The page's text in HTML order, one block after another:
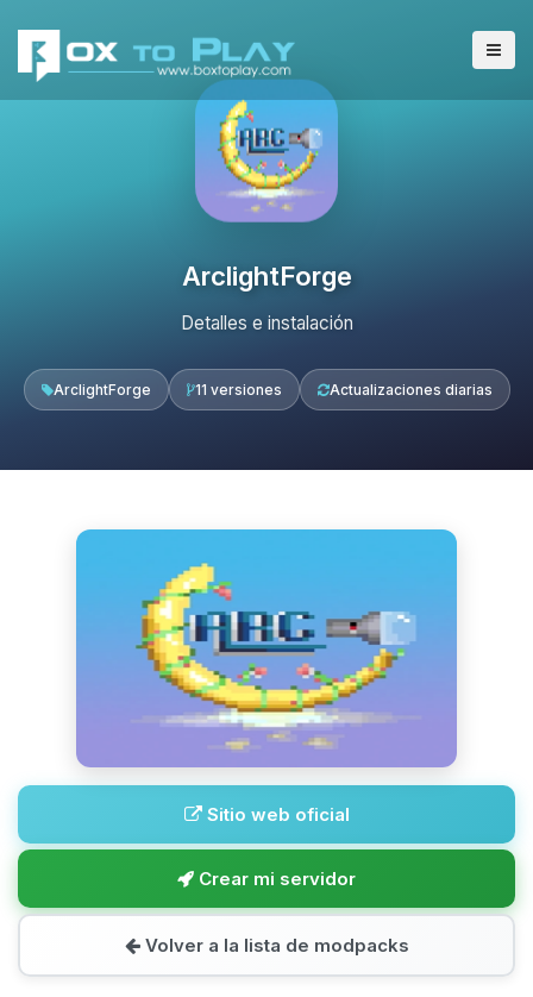
ArclightForge
Detalles e instalación
ArclightForge 11 versiones Actualizaciones diarias
Sitio web oficial
Crear mi servidor
Volver a la lista de modpacks